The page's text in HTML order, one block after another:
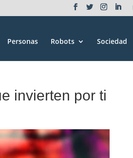
Personas Robots Sociedad
invierten por ti